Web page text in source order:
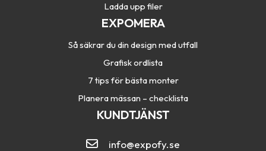
Ladda upp filer
EXPOMERA
Så säkrar du din design med utfall
Grafisk ordlista
7 tips för bästa monter
Planera mässan – checklista
KUNDTJÄNST
info@expofy.se